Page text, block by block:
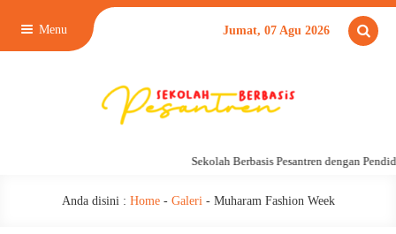
Menu Jumat, 07 Agu 2026
Sekolah Berbasis Pesantren dengan
Anda disini : Home- Galeri- Muharam Fashion Week